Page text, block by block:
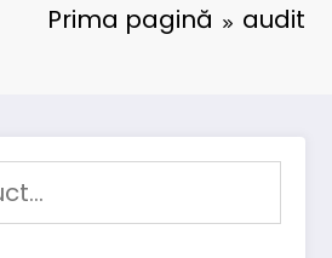
Prima pagină audit